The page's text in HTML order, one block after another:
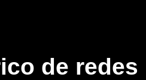
de redes